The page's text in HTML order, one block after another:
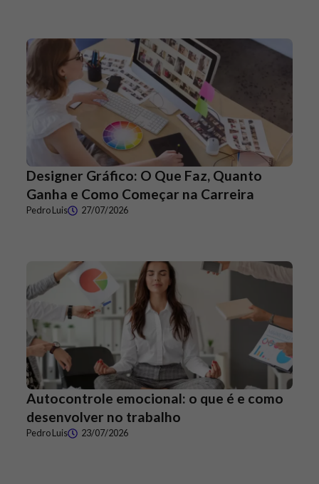
Designer Gráfico: O Que Faz, Quanto
Ganha e Como Começar na Carreira
Pedro Luis 27/07/2026
Autocontrole emocional: o que é e como
desenvolver no trabalho
Pedro Luis 23/07/2026